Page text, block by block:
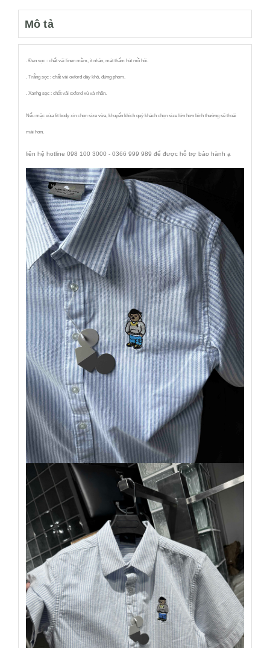
Mô tả
. Đen sọc : chất vải linen mềm, ít nhăn, mát thấm hút mồ hôi.
. Trắng sọc : chất vải oxford dày khô, đứng phom.
. Xanhg sọc : chất vải oxford xù và nhăn.
Nếu mặc vừa fit body xin chọn size vừa, khuyến khích quý khách chọn size lớn hơn bình thường sẽ thoải
mái hơn.
liên hệ hotline 098 100 3000 - 0366 999 989 để được hỗ trợ bảo hành ạ